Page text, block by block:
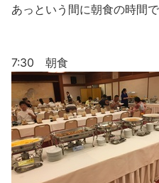
あっという間に朝食の時間で
7:30 朝食